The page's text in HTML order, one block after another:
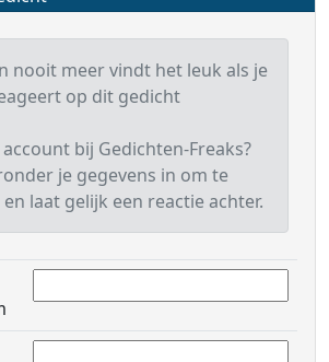
nooit meer vindt het leuk als je
op dit gedicht
bij Gedichten-Freaks?
je gegevens in om te
laat gelijk een reactie achter.